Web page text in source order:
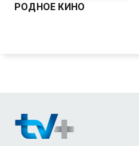
РОДНОЕ КИНО